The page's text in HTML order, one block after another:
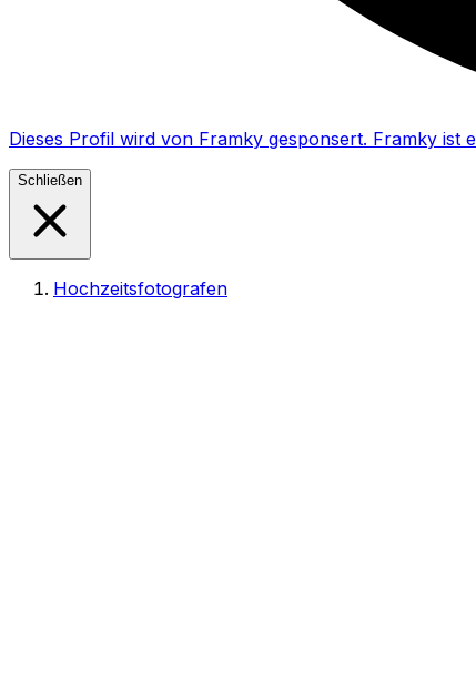
Dieses Profil wird von Framky gesponsert. Framky ist
Schließen
Hochzeitsfotografen